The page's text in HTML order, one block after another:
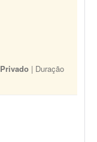
Privado | Duração